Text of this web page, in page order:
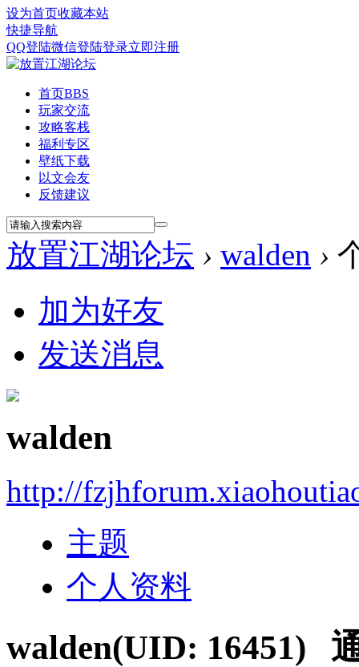
设为首页收藏本站
快捷导航
QQ登陆微信登陆登录立即注册
首页BBS
玩家交流
攻略客栈
福利专区
壁纸下载
以文会友
反馈建议
放置江湖论坛 › walden ›
加为好友
发送消息
walden
http://
主题
个人资料
walden(UID: 16451)